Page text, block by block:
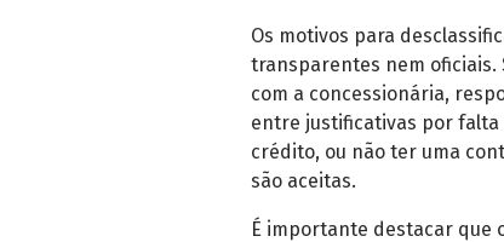
Os motivos para
transparentes nem oficiais.
com a concessionária,
entre justificativas por falta
crédito, ou não ter uma
são aceitas.
É importante destacar que